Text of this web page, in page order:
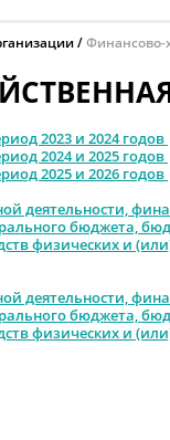
Финансово-
2023 и 2024 годов
2024 и 2025 годов
2025 и 2026 годов
деятельности,
бюджета,
физических и
деятельности,
бюджета,
физических и